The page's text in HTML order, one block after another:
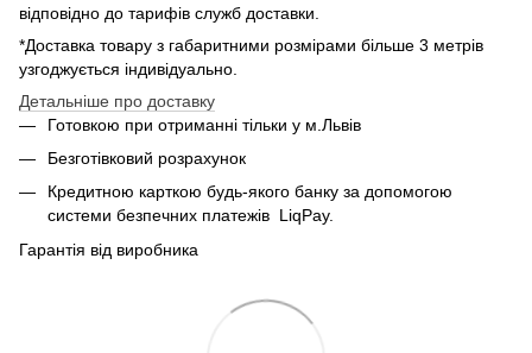
відповідно до тарифів служб доставки.
*Доставка товару з габаритними розмірами більше 3 метрів
узгоджується індивідуально.
Детальніше про доставку
Готовкою при отриманні тільки у м.Львів
Безготівковий розрахунок
Кредитною карткою будь-якого банку за допомогою
системи безпечних платежів LiqPay.
Гарантія від виробника